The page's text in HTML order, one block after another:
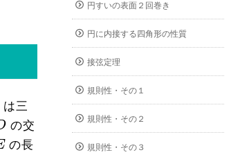
は三
の交
の長
円すいの表面２回巻き
円に内接する四角形の性質
接弦定理
規則性・その１
規則性・その２
規則性・その３